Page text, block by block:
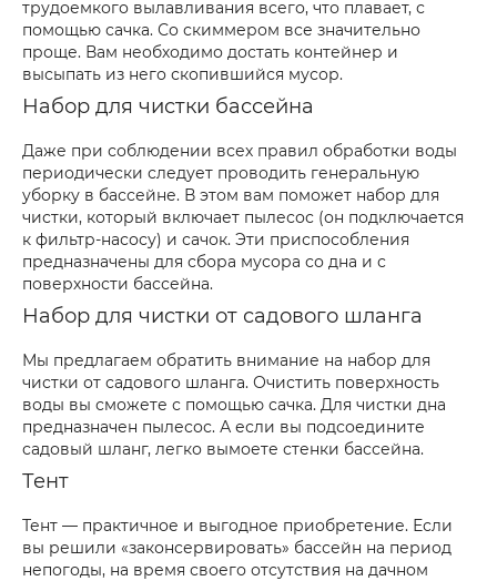
трудоемкого вылавливания всего, что плавает, с
помощью сачка. Со скиммером все значительно
проще. Вам необходимо достать контейнер и
высыпать из него скопившийся мусор.
Набор для чистки бассейна
Даже при соблюдении всех правил обработки воды
периодически следует проводить генеральную
уборку в бассейне. В этом вам поможет набор для
чистки, который включает пылесос (он подключается
к фильтр-насосу) и сачок. Эти приспособления
предназначены для сбора мусора со дна и с
поверхности бассейна.
Набор для чистки от садового шланга
Мы предлагаем обратить внимание на набор для
чистки от садового шланга. Очистить поверхность
воды вы сможете с помощью сачка. Для чистки дна
предназначен пылесос. А если вы подсоедините
садовый шланг, легко вымоете стенки бассейна.
Тент
Тент — практичное и выгодное приобретение. Если
вы решили «законсервировать» бассейн на период
непогоды, на время своего отсутствия на дачном